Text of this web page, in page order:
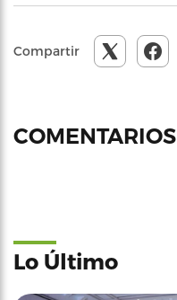
Compartir
COMENTARIOS
Lo Último